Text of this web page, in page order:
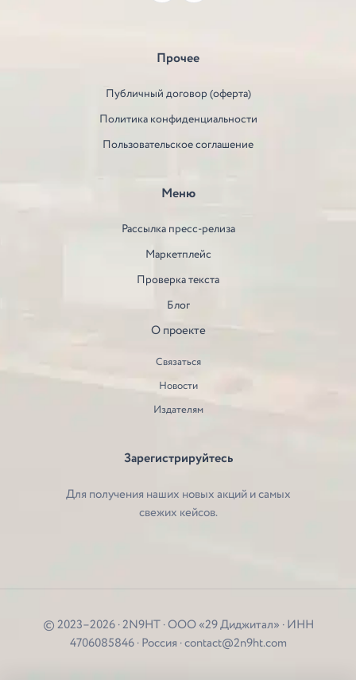
Прочее
Публичный договор (оферта)
Политика конфиденциальности
Пользовательское соглашение
Меню
Рассылка пресс-релиза
Маркетплейс
Проверка текста
Блог
О проекте
Связаться
Новости
Издателям
Зарегистрируйтесь
Для получения наших новых акций и самых
свежих кейсов.
© 2023–2026 · 2N9HT · ООО «29 Диджитал» · ИНН
4706085846 · Россия · contact@2n9ht.com